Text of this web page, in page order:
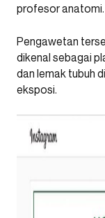
profesor anatomi.
Pengawetan
dikenal sebagai
dan lemak tubuh
eksposi.